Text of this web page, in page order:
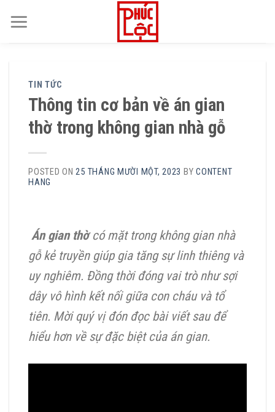
TIN TỨC
Thông tin cơ bản về án gian
thờ trong không gian nhà gỗ
POSTED ON25 THÁNG MƯỜI MỘT, 2023 BYCONTENT
HANG
Án gian thờcó mặt trong không gian nhà
gỗ kẻ truyền giúp gia tăng sự linh thiêng và
uy nghiêm. Đồng thời đóng vai trò như sợi
dây vôhình kết nối giữa con cháu và tổ
tiên. Mời quý vị đón đọc bài viết sau để
hiểu hơn về sự đặc biệt của án gian.